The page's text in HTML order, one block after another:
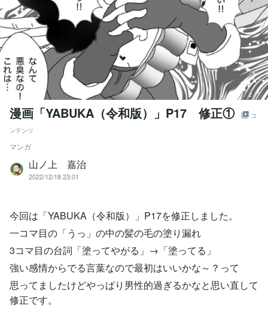
漫画「YABUKA（令和版）」P17 修正①
コ
ンテンツ
マンガ
山ノ上 嘉治
2022/12/18 23:01
今回は「YABUKA（令和版）」P17を修正しました。
一コマ目の「うっ」の中の髪の毛の塗り漏れ
3コマ目の台詞「塗ってやがる」→「塗ってる」
強い感情からでる言葉なので最初はいいかな～？って
思ってましたけどやっぱり男性的過ぎるかなと思い直して
修正です。